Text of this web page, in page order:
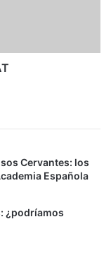
Cervantes: los
Española
¿podríamos